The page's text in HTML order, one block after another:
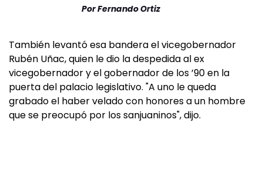
PorFernando Ortiz
También levantó esa bandera el vicegobernador
Rubén Uñac, quien le dio la despedida al ex
vicegobernador y el gobernador de los ’90 en la
puerta del palacio legislativo. "A uno le queda
grabado el haber velado con honores a un hombre
que se preocupó por los sanjuaninos", dijo.